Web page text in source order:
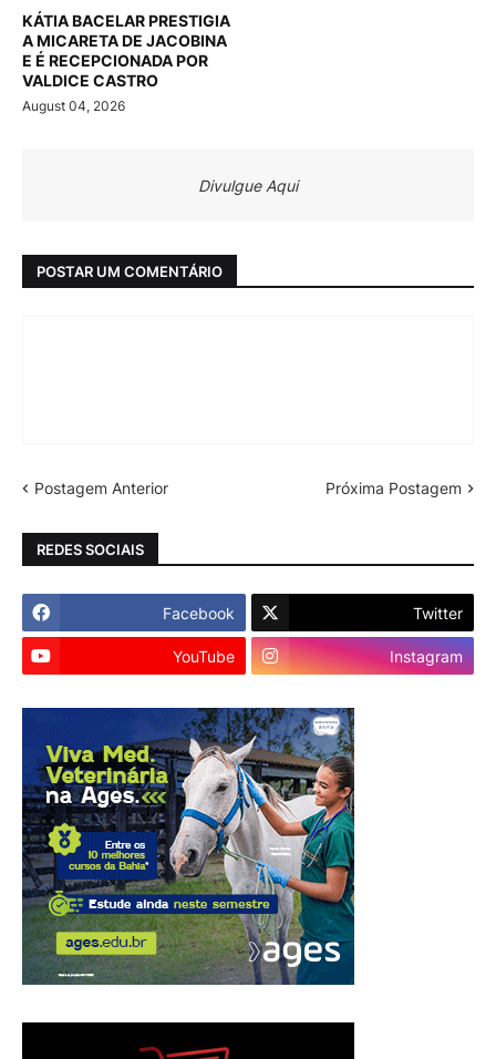
KÁTIA BACELAR PRESTIGIA
A MICARETA DE JACOBINA
E É RECEPCIONADA POR
VALDICE CASTRO
August 04, 2026
Divulgue Aqui
POSTAR UM COMENTÁRIO
Postagem Anterior Próxima Postagem
REDES SOCIAIS
Facebook Twitter
YouTube Instagram